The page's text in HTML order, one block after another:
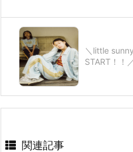
＼little
START！！
関連記事